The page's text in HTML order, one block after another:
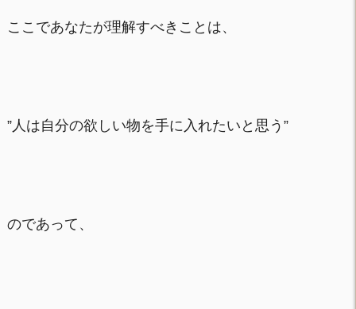
ここであなたが理解すべきことは、
”人は自分の欲しい物を手に入れたいと思う”
のであって、